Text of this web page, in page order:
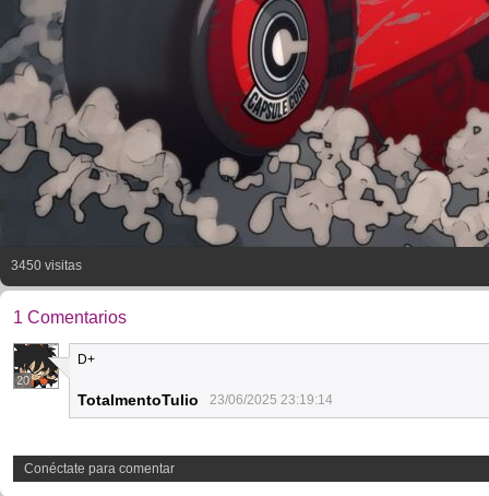
3450 visitas
1 Comentarios
20
D+
TotalmentoTulio 23/06/2025 23:19:14
Conéctate para comentar